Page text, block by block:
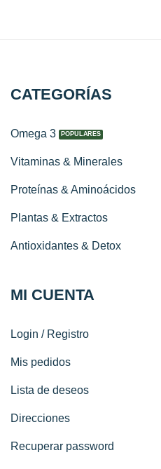
CATEGORÍAS
Omega 3
Vitaminas & Minerales
Proteínas & Aminoácidos
Plantas & Extractos
Antioxidantes & Detox
MI CUENTA
Login / Registro
Mis pedidos
Lista de deseos
Direcciones
Recuperar password